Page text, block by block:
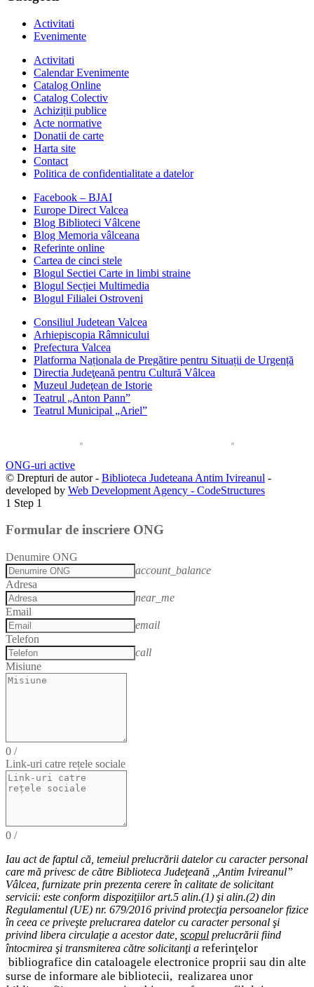
Activitati
Evenimente
Activitati
Calendar Evenimente
Catalog Online
Catalog Colectiv
Achiziții publice
Acte normative
Donatii de carte
Harta site
Contact
Politica de confidentialitate a datelor
Facebook – BJAI
Europe Direct Valcea
Blog Biblioteci Vâlcene
Blog Memoria vâlceana
Referinte online
Cartea de cinci stele
Blogul Sectiei Carte in limbi straine
Blogul Secției Multimedia
Blogul Filialei Ostroveni
Consiliul Judetean Valcea
Arhiepiscopia Râmnicului
Prefectura Valcea
Platforma Naționala de Pregătire pentru Situații de Urgență
Directia Judeţeană pentru Cultură Vâlcea
Muzeul Judeţean de Istorie
Teatrul „Anton Pann”
Teatrul Municipal „Ariel”
ONG-uri active
© Drepturi de autor - Biblioteca Judeteana Antim Ivireanul -
developed by Web Development Agency - CodeStructures
1 Step 1
Formular de inscriere ONG
Denumire ONG
account_balance
Adresa
near_me
Email
email
Telefon
call
Misiune
0 /
Link-uri catre rețele sociale
0 /
Iau act de faptul că, temeiul prelucrării datelor cu caracter personal
care mă privesc de către Biblioteca Judeţeană ,,Antim Ivireanul”
Vâlcea, furnizate prin prezenta cerere în calitate de solicitant
servicii: este conform dispoziţiilor art.5 alin.(1) şi alin.(2) din
Regulamentul (UE) nr. 679/2016 privind protecţia persoanelor fizice
în ceea ce priveşte prelucrarea datelor cu caracter personal şi
privind libera circulaţie a acestor date scopul prelucrării fiind
întocmirea şi transmiterea către solicitanţi a referinţelor
bibliografice din cataloagele electronice proprii sau din alte
surse de informare ale bibliotecii, realizarea unor